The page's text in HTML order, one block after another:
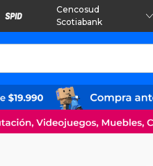
Cencosud
Scotiabank